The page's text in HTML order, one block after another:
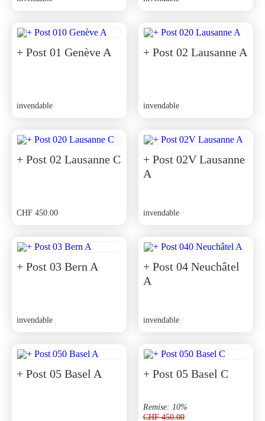
+ Post 01 Genève A
invendable
+ Post 02 Lausanne A
invendable
+ Post 02 Lausanne C
CHF 450.00
+ Post 02V Lausanne
A
invendable
+ Post 03 Bern A
invendable
+ Post 04 Neuchâtel
A
invendable
+ Post 05 Basel A + Post 05 Basel C
CHF450.00
Remise: 10%